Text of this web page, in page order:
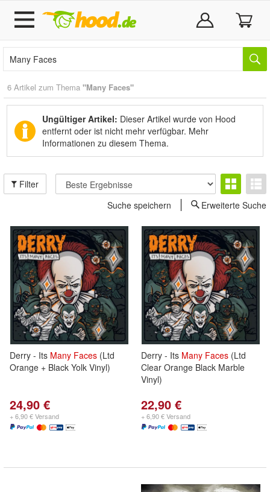
6 Artikel zum Thema "Many Faces"
Ungültiger Artikel: Dieser Artikel wurde von Hood
entfernt oder ist nicht mehr verfügbar. Mehr
Informationen zu diesem Thema.
Filter
Suche speichern
Erweiterte Suche
Derry - Its Many Faces (Ltd
Orange + Black Yolk Vinyl)
24,90 €
+ 6,90 € Versand
Derry - Its Many Faces (Ltd
Clear Orange Black Marble
Vinyl)
22,90 €
+ 6,90 € Versand